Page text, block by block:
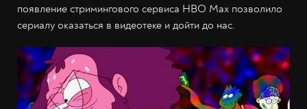
появление стримингового сервиса HBO Max позволило
сериалу оказаться в видеотеке и дойти до нас.